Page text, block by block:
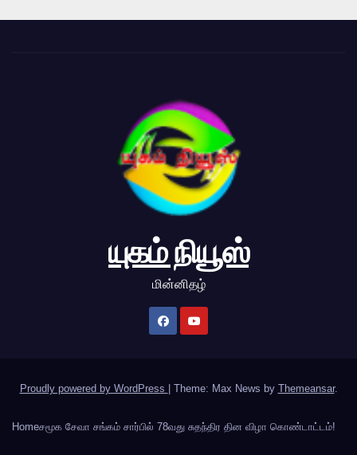
யுகம் நியூஸ்
மின்னிதழ்
Proudly powered by WordPress | Theme: Max News by Themeansar.
Homeசமூக சேவா சங்கம் சார்பில் 78வது சுதந்திர தின விழா கொண்டாட்டம்!